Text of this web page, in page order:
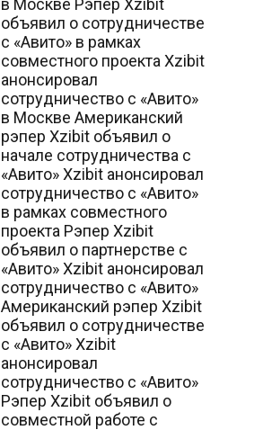
в Москве Рэпер Xzibit
объявил о сотрудничестве
с «Авито» в рамках
совместного проекта Xzibit
анонсировал
сотрудничество с «Авито»
в Москве Американский
рэпер Xzibit объявил о
начале сотрудничества с
«Авито» Xzibit анонсировал
сотрудничество с «Авито»
в рамках совместного
проекта Рэпер Xzibit
объявил о партнерстве с
«Авито» Xzibit анонсировал
сотрудничество с «Авито»
Американский рэпер Xzibit
объявил о сотрудничестве
с «Авито» Xzibit
анонсировал
сотрудничество с «Авито»
Рэпер Xzibit объявил о
совместной работе с